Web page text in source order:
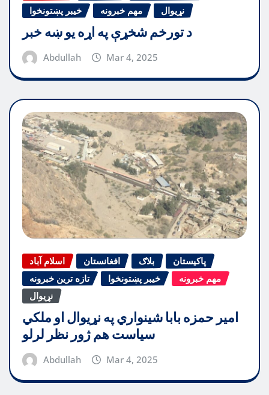
خیبر پښتونخوا
مهم خبرونه نړیوال
د تورخم شخړې په اړه یو ښه خبر
Abdullah Mar 4, 2025
اسلام آباد افغانستان بلاګ
پاکیستان
تازه ترین خبرونه
خیبر پښتونخوا
مهم خبرونه
نړیوال
امیر حمزه بابا شینواري په نړیوال او ملکي
سیاست هم ژور نظر لرلو
Abdullah Mar 4, 2025